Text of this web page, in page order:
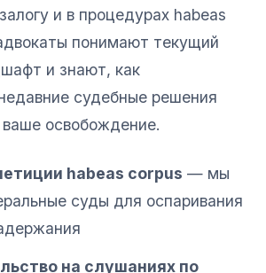
и в процедурах habeas
понимают текущий
и знают, как
судебные решения
освобождение.
habeas corpus — мы
суды для оспаривания
на слушаниях по